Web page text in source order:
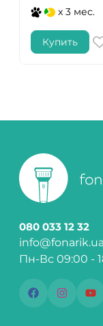
x 3 мес.
Купить
080 033 12 32
info@fonarik.ua
Пн-Вс 09:00 -